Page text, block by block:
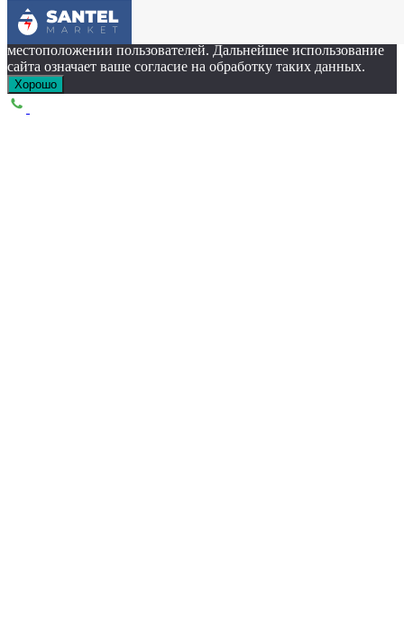
Этот сайт собирает cookie-файлы, данные об IP-адресе и
местоположении пользователей. Дальнейшее использование
сайта означает ваше согласие на обработку таких данных.
Хорошо